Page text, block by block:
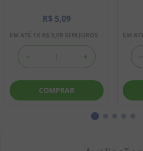
R$ 5,09
EM ATÉ 1X R$ 5,09 SEM JUROS
＋
－
COMPRAR
EM
－